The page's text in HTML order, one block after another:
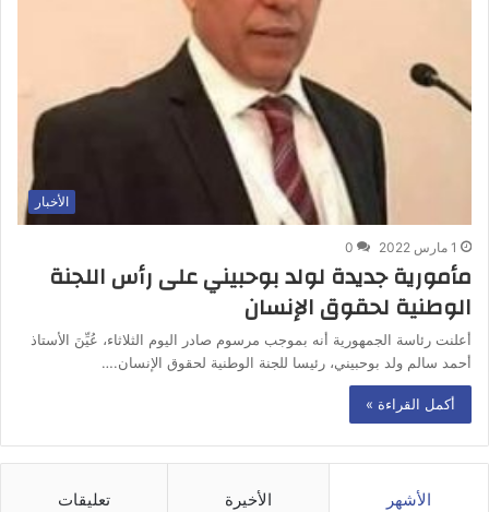
الأخبار
1 مارس 2022 0
مأمورية جديدة لولد بوحبيني على رأس اللجنة
الوطنية لحقوق الإنسان
أعلنت رئاسة الجمهورية أنه بموجب مرسوم صادر اليوم الثلاثاء، عُيِّنَ الأستاذ
أحمد سالم ولد بوحبيني، رئيسا للجنة الوطنية لحقوق الإنسان.…
أكمل القراءة »
الأشهر الأخيرة تعليقات